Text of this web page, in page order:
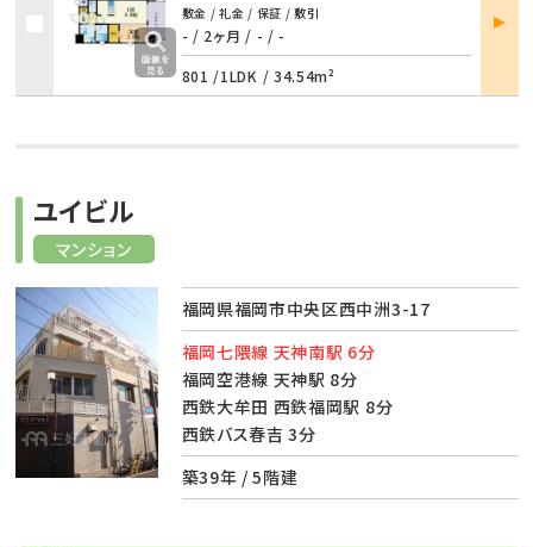
敷金 / 礼金 / 保証 / 敷引
- / 2ヶ月 / - / -
801 /1LDK / 34.54m²
部屋
詳細
マンション
ユイビル
福岡県福岡市中央区西中洲3-17
福岡七隈線 天神南駅 6分
福岡空港線 天神駅 8分
西鉄大牟田 西鉄福岡駅 8分
西鉄バス春吉 3分
築39年 / 5階建